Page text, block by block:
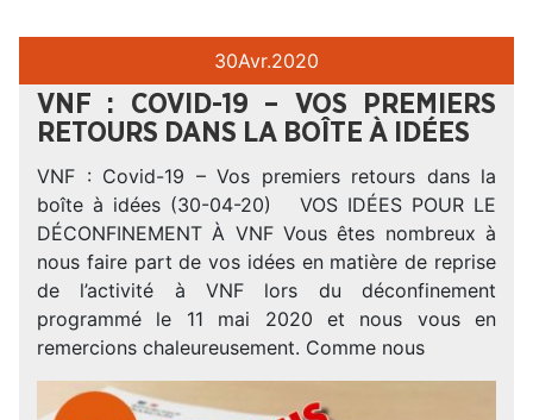
30Avr.2020
VNF : COVID-19 – VOS PREMIERS
RETOURS DANS LA BOÎTE À IDÉES
VNF : Covid-19 – Vos premiers retours dans la
boîte à idées (30-04-20) VOS IDÉES POUR LE
DÉCONFINEMENT À VNF Vous êtes nombreux à
nous faire part de vos idées en matière de reprise
de l’activité à VNF lors du déconfinement
programmé le 11 mai 2020 et nous vous en
remercions chaleureusement. Comme nous